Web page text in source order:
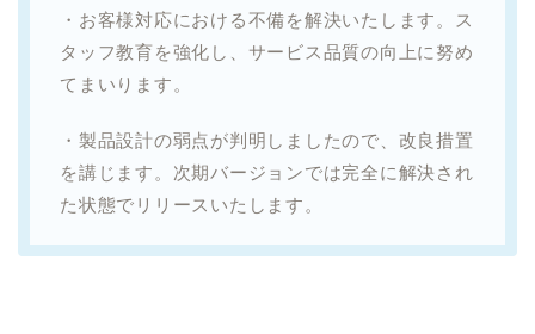
・お客様対応における不備を解決いたします。ス
タッフ教育を強化し、サービス品質の向上に努め
てまいります。
・製品設計の弱点が判明しましたので、改良措置
を講じます。次期バージョンでは完全に解決され
た状態でリリースいたします。